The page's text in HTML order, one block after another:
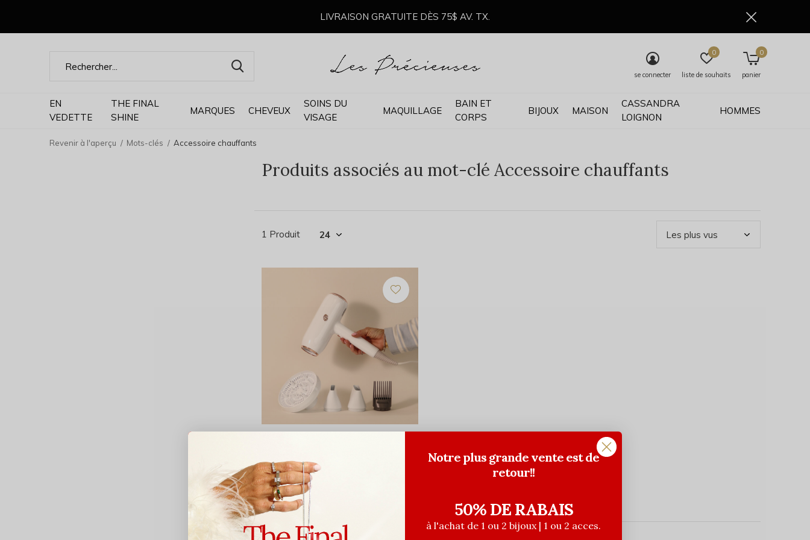
EN
VEDETTE
THE FINAL
SHINE
MARQUES CHEVEUX
SOINS DU
VISAGE
MAQUILLAGE
BAIN ET
CORPS
BIJOUX MAISON
CASSANDRA
LOIGNON
HOMMES
se connecter liste de souhaits
0
panier
0
LIVRAISON GRATUITE DÈS 75$ AV. TX.
Revenir à l'aperçu Mots-clés Accessoire chauffants
Produits associés au mot-clé Accessoire chauffants
1 Produit
StyleMax
299,99$CA
Avant les taxes
Notre plus grande vente est de
retour!!
50% DE RABAIS
à l'achat de 1 ou 2 bijoux | 1 ou 2 acces.